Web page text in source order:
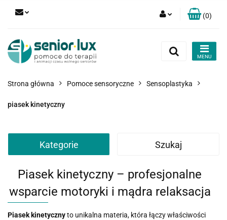
Zarejestruj się
Zgody cookies
(0)
Strona główna Pomoce sensoryczne Sensoplastyka
piasek kinetyczny
Kategorie Szukaj
Piasek kinetyczny – profesjonalne
wsparcie motoryki i mądra relaksacja
Piasek kinetycznyto unikalna materia, która łączy właściwości